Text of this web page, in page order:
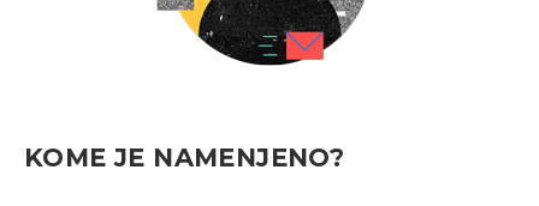
KOME JE NAMENJENO?